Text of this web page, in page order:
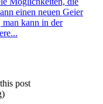
einen neuen Geier
man kann in der